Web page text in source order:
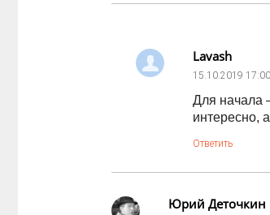
Lavash
15.10.2019 17:00
Для начала
интересно,
Ответить
Юрий Деточкин